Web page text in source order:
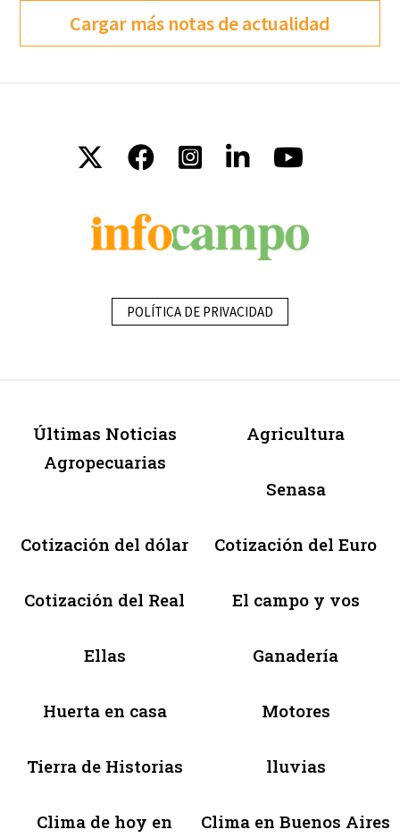
Cargar más notas de actualidad
POLÍTICA DE PRIVACIDAD
Últimas Noticias
Agropecuarias
Agricultura
Senasa
Cotización del dólar Cotización del Euro
Cotización del Real El campo y vos
Ellas Ganadería
Huerta en casa Motores
Tierra de Historias lluvias
Clima de hoy en
Clima en Buenos Aires